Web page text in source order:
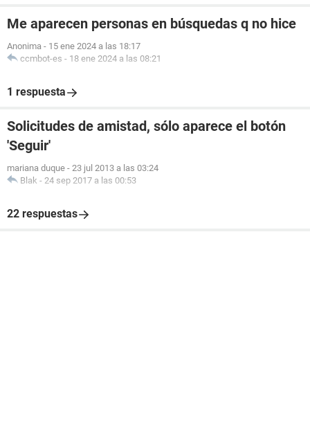
Me aparecen personas en búsquedas q no hice
Anonima - 15 ene 2024 a las 18:17
ccmbot-es - 18 ene 2024 a las 08:21
1 respuesta
Solicitudes de amistad, sólo aparece el botón
'Seguir'
mariana duque - 23 jul 2013 a las 03:24
Blak - 24 sep 2017 a las 00:53
22 respuestas